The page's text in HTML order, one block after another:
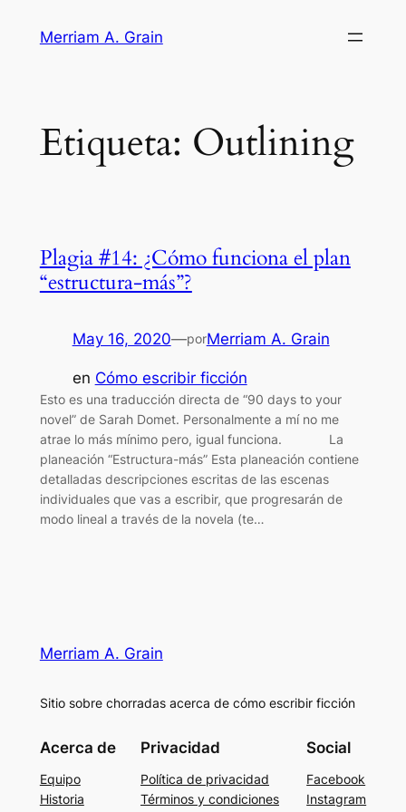
Merriam A. Grain
Etiqueta: Outlining
Plagia #14: ¿Cómo funciona el plan
“estructura-más”?
May 16, 2020—porMerriam A. Grain
en Cómo escribir ficción
Esto es una traducción directa de “90 days to your
novel” de Sarah Domet. Personalmente a mí no me
atrae lo más mínimo pero, igual funciona. La
planeación “Estructura-más” Esta planeación contiene
detalladas descripciones escritas de las escenas
individuales que vas a escribir, que progresarán de
modo lineal a través de la novela (te…
Merriam A. Grain
Sitio sobre chorradas acerca de cómo escribir ficción
Acerca de
Equipo
Historia
Privacidad
Política de privacidad
Términos y condiciones
Social
Facebook
Instagram